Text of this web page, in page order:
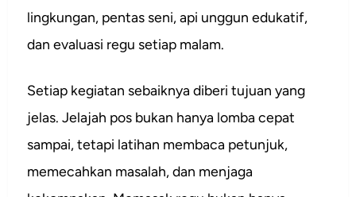
lingkungan, pentas seni, api unggun edukatif,
dan evaluasi regu setiap malam.
Setiap kegiatan sebaiknya diberi tujuan yang
jelas. Jelajah pos bukan hanya lomba cepat
sampai, tetapi latihan membaca petunjuk,
memecahkan masalah, dan menjaga